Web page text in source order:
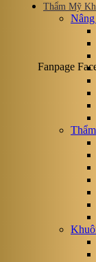
Fanpage
Thẩm Mỹ